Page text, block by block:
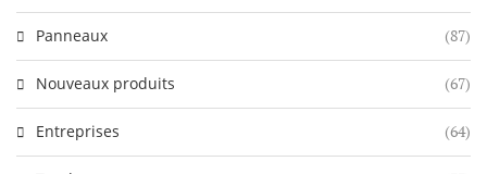
Panneaux (87)
Nouveaux produits (67)
Entreprises (64)